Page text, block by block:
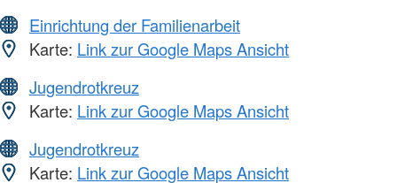
Einrichtung der Familienarbeit
Karte: Link zur Google Maps Ansicht
Jugendrotkreuz
Karte: Link zur Google Maps Ansicht
Jugendrotkreuz
Karte: Link zur Google Maps Ansicht